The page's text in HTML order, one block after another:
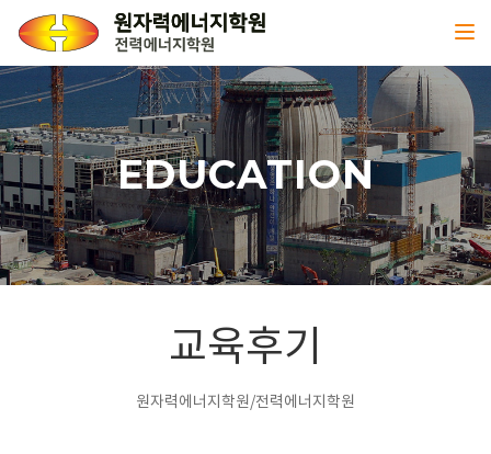
EDUCATION
교육후기
원자력에너지학원/전력에너지학원